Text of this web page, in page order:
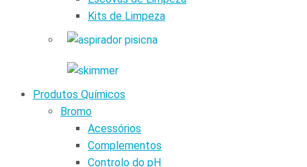
Kits de Limpeza
Produtos Químicos
Bromo
Acessórios
Complementos
Controlo do pH